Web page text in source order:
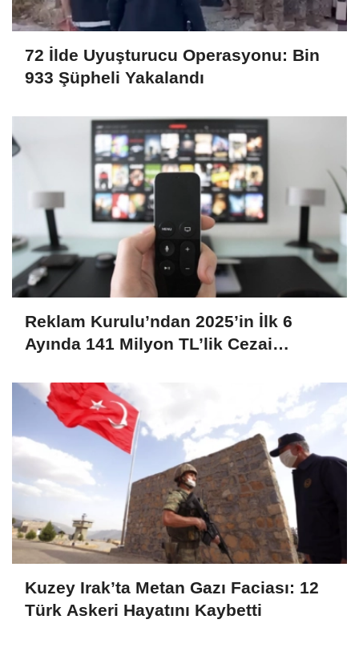
72 İlde Uyuşturucu Operasyonu: Bin
933 Şüpheli Yakalandı
Reklam Kurulu’ndan 2025’in İlk 6
Ayında 141 Milyon TL’lik Cezai
Kuzey Irak’ta Metan Gazı Faciası: 12
Türk Askeri Hayatını Kaybetti